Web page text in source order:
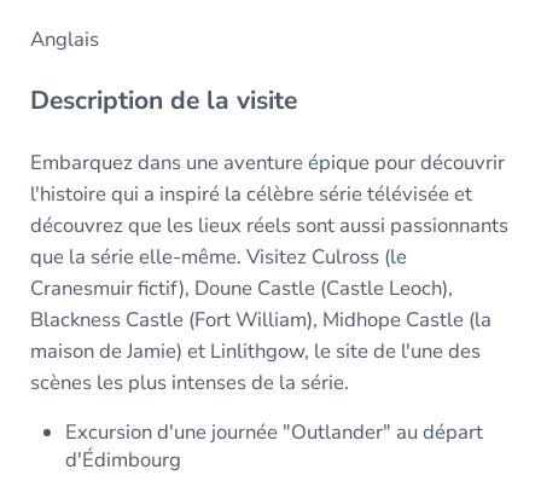
Anglais
Description de la visite
Embarquez dans une aventure épique pour découvrir
l'histoire qui a inspiré la célèbre série télévisée et
découvrez que les lieux réels sont aussi passionnants
que la série elle-même. Visitez Culross (le
Cranesmuir fictif), Doune Castle (Castle Leoch),
Blackness Castle (Fort William), Midhope Castle (la
maison de Jamie) et Linlithgow, le site de l'une des
scènes les plus intenses de la série.
Excursion d'une journée "Outlander" au départ
d'Édimbourg